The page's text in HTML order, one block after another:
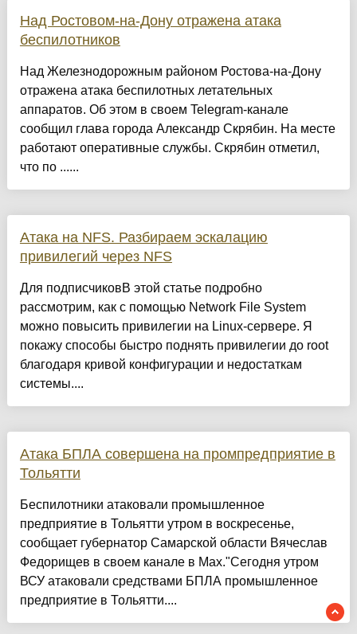
Над Ростовом-на-Дону отражена атака
беспилотников
Над Железнодорожным районом Ростова-на-Дону
отражена атака беспилотных летательных
аппаратов. Об этом в своем Telegram-канале
сообщил глава города Александр Скрябин. На месте
работают оперативные службы. Скрябин отметил,
что по ......
Атака на NFS. Разбираем эскалацию
привилегий через NFS
Для подписчиковВ этой статье подробно
рассмотрим, как с помощью Network File System
можно повысить привилегии на Linux-сервере. Я
покажу способы быстро поднять привилегии до root
благодаря кривой конфигурации и недостаткам
системы....
Атака БПЛА совершена на промпредприятие в
Тольятти
Беспилотники атаковали промышленное
предприятие в Тольятти утром в воскресенье,
сообщает губернатор Самарской области Вячеслав
Федорищев в своем канале в Мах."Сегодня утром
ВСУ атаковали средствами БПЛА промышленное
предприятие в Тольятти....